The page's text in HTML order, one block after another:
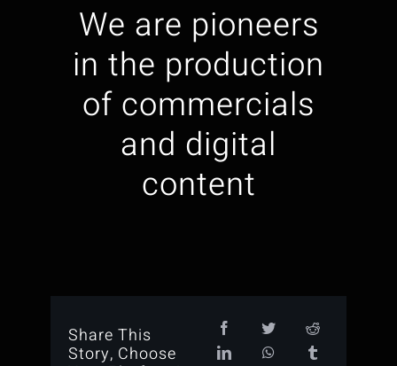
We are pioneers
in the production
of commercials
and digital
content
Share This
Story, Choose